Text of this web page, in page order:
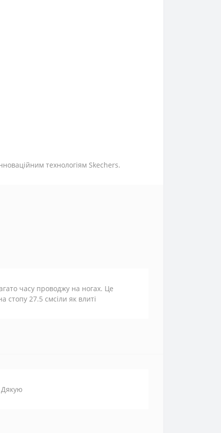
технологіям Skechers.
часу проводжу на ногах. Це
стопу 27.5 смсіли як влиті
Дякую